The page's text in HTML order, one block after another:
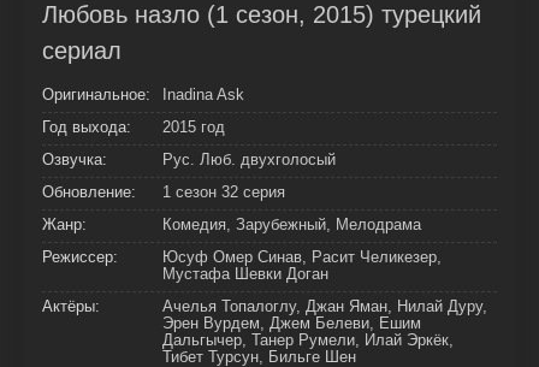
Любовь назло (1 сезон, 2015) турецкий
сериал
Оригинальное:
Inadina Ask
Год выхода:
2015 год
Озвучка:
Рус. Люб. двухголосый
Обновление:
1 сезон 32 серия
Жанр:
Комедия, Зарубежный, Мелодрама
Режиссер:
Юсуф Омер Синав, Расит Челикезер,
Мустафа Шевки Доган
Актёры:
Ачелья Топалоглу, Джан Яман, Нилай Дуру,
Эрен Вурдем, Джем Белеви, Ешим
Дальгычер, Танер Румели, Илай Эркёк,
Тибет Турсун, Бильге Шен